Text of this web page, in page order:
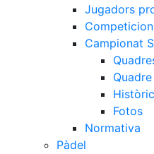
Jugadors
Campionat
Fotos
Normativa
Pàdel